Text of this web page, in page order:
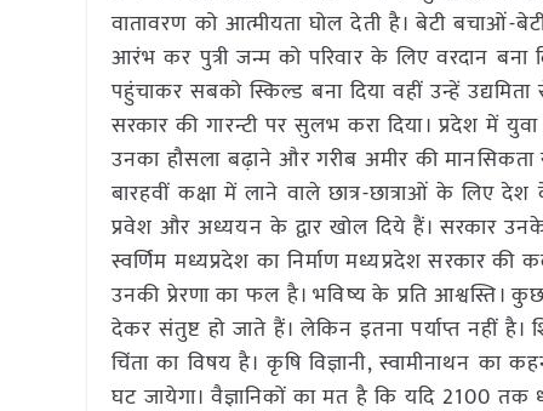
वातावरण को आत्मीयता घोल देती है। बेटी बचाओं-
आरंभ कर पुत्री जन्म को परिवार के लिए वरदान
पहुंचाकर सबको स्किल्ड बना दिया वहीं उन्हें
सरकार की गारन्टी पर सुलभ करा दिया। प्रदेश में
उनका हौसला बढ़ाने और गरीब अमीर की
बारहवीं कक्षा में लाने वाले छात्र-छात्राओं के
प्रवेश और अध्ययन के द्वार खोल दिये हैं। सरकार
स्वर्णिम मध्यप्रदेश का निर्माण मध्यप्रदेश सरकार की
उनकी प्रेरणा का फल है। भविष्य के प्रति आश्वस्ति।
देकर संतुष्ट हो जाते हैं। लेकिन इतना पर्याप्त नहीं
चिंता का विषय है। कृषि विज्ञानी, स्वामीनाथन
घट जायेगा। वैज्ञानिकों का मत है कि यदि 2100 तक